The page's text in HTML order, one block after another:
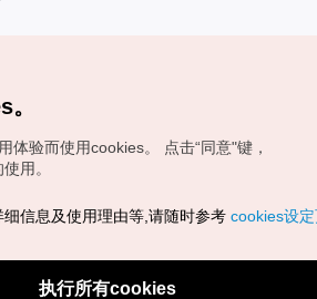
游发展局版权所有
箱
体验而使用cookies。
点击“同意"键，
用。
信息及使用理由等,请随时参考 cookies设
执行所有cookies